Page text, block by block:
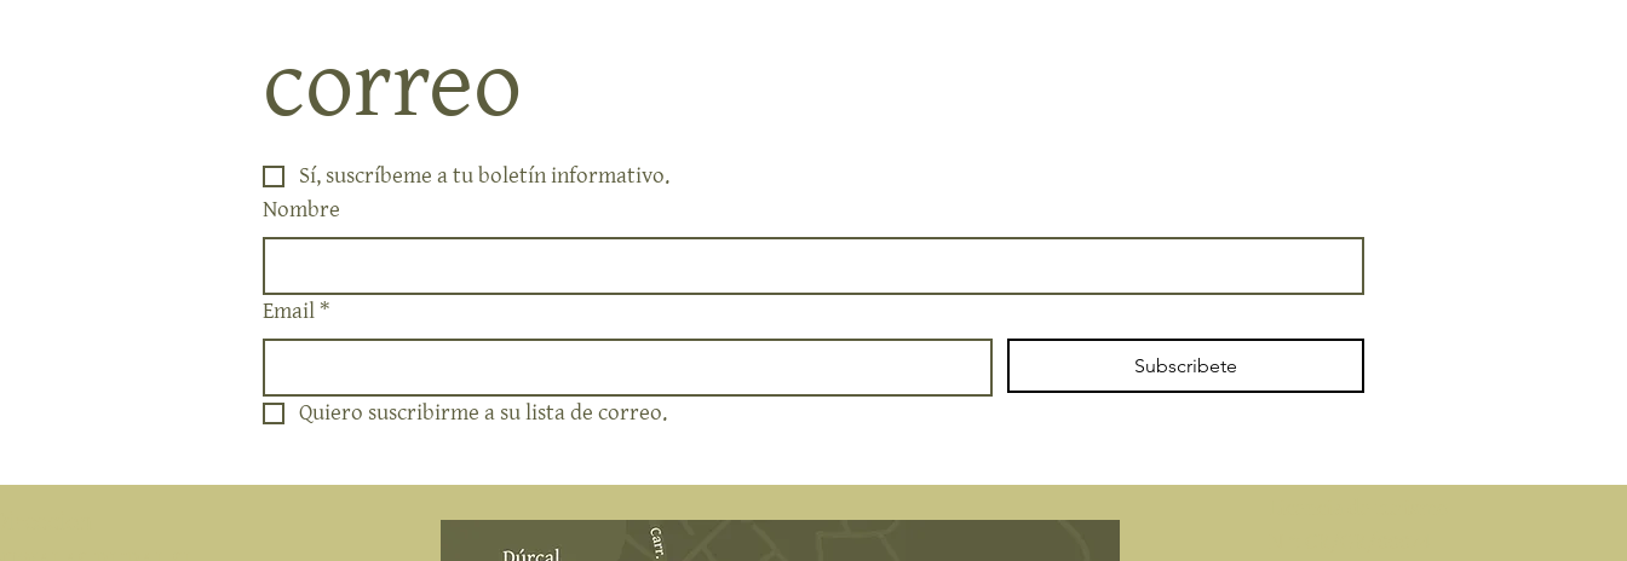
correo
Sí, suscríbeme a tu boletín informativo.
Nombre
Email *
Subscribete
Quiero suscribirme a su lista de correo.